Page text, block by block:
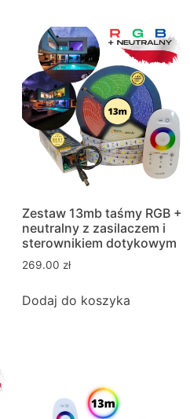
Zestaw 13mb taśmy RGB +
neutralny z zasilaczem i
sterownikiem dotykowym
269.00 zł
Dodaj do koszyka